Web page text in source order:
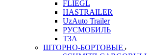
FLIEGL
HASTRAILER
UzAuto Trailer
РУСМОБИЛЬ
ТЗА
ШТОРНО-БОРТОВЫЕ